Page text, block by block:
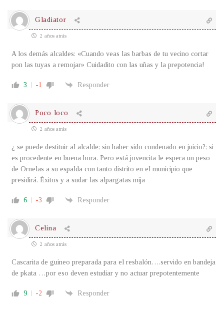
Gladiator
2 años atrás
A los demás alcaldes: «Cuando veas las barbas de tu vecino cortar
pon las tuyas a remojar» Cuidadito con las uñas y la prepotencia!
3 -1 Responder
Poco loco
2 años atrás
¿ se puede destituir al alcalde; sin haber sido condenado en juicio?; si
es procedente en buena hora. Pero está jovencita le espera un peso
de Ornelas a su espalda con tanto distrito en el municipio que
presidirá. Éxitos y a sudar las alpargatas mija
6 -3 Responder
Celina
2 años atrás
Cascarita de guineo preparada para el resbalón….servido en bandeja
de pkata …por eso deven estudiar y no actuar prepotentemente
9 -2 Responder